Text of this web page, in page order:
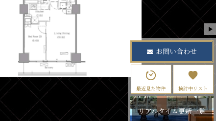
お問い合わせ
最近見た物件 検討中リスト
リアルタイム更新一覧